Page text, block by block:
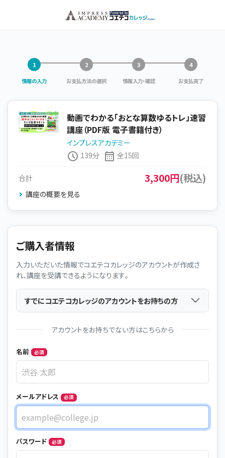
情報の入力 お支払方法の選択 情報入力・確認 お支払完了
動画でわかる「おとな算数ゆるトレ」速習
講座（PDF版 電子書籍付き）
インプレスアカデミー
139分
全15回
合計 3,300円(税込)
講座の概要を見る
ご購入者情報
入力いただいた情報でコエテコカレッジのアカウントが作成さ
れ、講座を受講できるようになります。
すでにコエテコカレッジのアカウントをお持ちの方
アカウントをお持ちでない方はこちらから
Name
名前 必須
メールアドレス 必須
メールアドレス
パスワード 必須
パスワード